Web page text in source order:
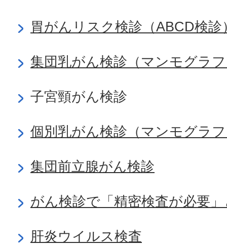
胃がんリスク検診（ABCD検診
集団乳がん検診（マンモグラ
子宮頸がん検診
個別乳がん検診（マンモグラ
集団前立腺がん検診
がん検診で「精密検査が必要
肝炎ウイルス検査